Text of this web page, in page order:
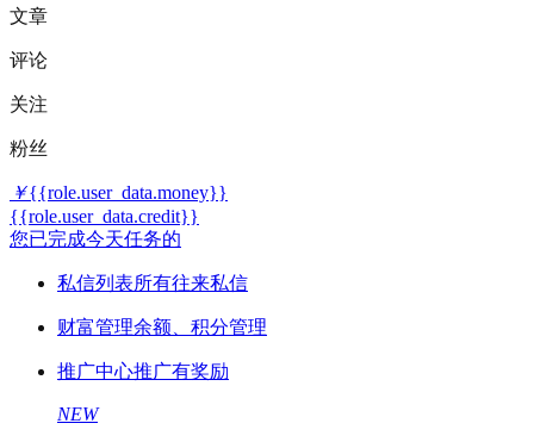
文章
评论
关注
粉丝
￥{{role.user_data.money}}
{{role.user_data.credit}}
您已完成今天任务的
私信列表所有往来私信
财富管理余额、积分管理
推广中心推广有奖励
NEW